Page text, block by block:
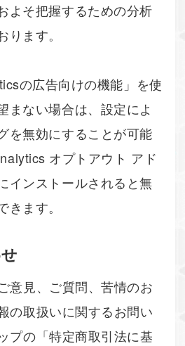
よそ把握するための分析
ます。
の広告向けの機能」を使
まない場合は、設定によ
を無効にすることが可能
オプトアウト アド
インストールされると無
ます。
意見、ご質問、苦情のお
の取扱いに関するお問い
プの「特定商取引法に基